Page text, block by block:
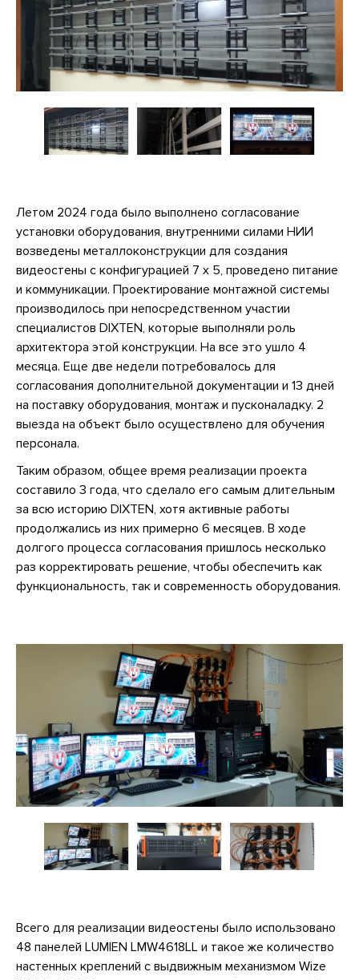
Летом 2024 года было выполнено согласование
установки оборудования, внутренними силами НИИ
возведены металлоконструкции для создания
видеостены с конфигурацией 7 х 5, проведено питание
и коммуникации. Проектирование монтажной системы
производилось при непосредственном участии
специалистов DIXTEN, которые выполняли роль
архитектора этой конструкции. На все это ушло 4
месяца. Еще две недели потребовалось для
согласования дополнительной документации и 13 дней
на поставку оборудования, монтаж и пусконаладку. 2
выезда на объект было осуществлено для обучения
персонала.
Таким образом, общее время реализации проекта
составило 3 года, что сделало его самым длительным
за всю историю DIXTEN, хотя активные работы
продолжались из них примерно 6 месяцев. В ходе
долгого процесса согласования пришлось несколько
раз корректировать решение, чтобы обеспечить как
функциональность, так и современность оборудования.
Всего для реализации видеостены было использовано
48 панелей LUMIEN LMW4618LL и такое же количество
настенных креплений с выдвижным механизмом Wize